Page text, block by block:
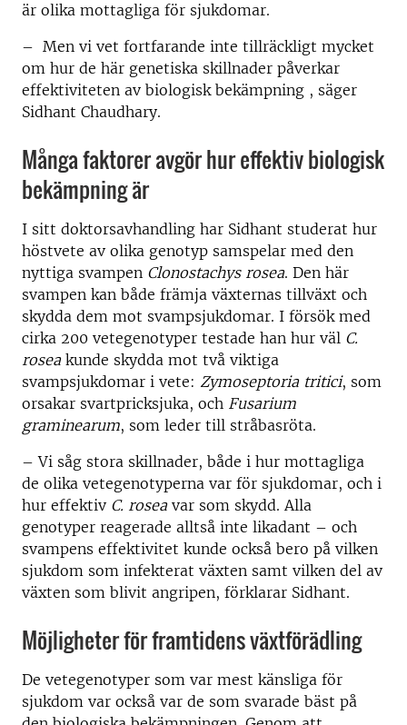
är olika mottagliga för sjukdomar.
– Men vi vet fortfarande inte tillräckligt mycket
om hur de här genetiska skillnader påverkar
effektiviteten av biologisk bekämpning , säger
Sidhant Chaudhary.
Många faktorer avgör hur effektiv biologisk
bekämpning är
I sitt doktorsavhandling har Sidhant studerat hur
höstvete av olika genotyp samspelar med den
nyttiga svampen Clonostachys rosea. Den här
svampen kan både främja växternas tillväxt och
skydda dem mot svampsjukdomar. I försök med
cirka 200 vetegenotyper testade han hur väl C.
roseakunde skydda mot två viktiga
svampsjukdomar i vete: Zymoseptoria tritici, som
orsakar svartpricksjuka, och Fusarium
graminearum, som leder till stråbasröta.
– Vi såg stora skillnader, både i hur mottagliga
de olika vetegenotyperna var för sjukdomar, och i
hur effektiv C. roseavar som skydd. Alla
genotyper reagerade alltså inte likadant – och
svampens effektivitet kunde också bero på vilken
sjukdom som infekterat växten samt vilken del av
växten som blivit angripen, förklarar Sidhant.
Möjligheter för framtidens växtförädling
De vetegenotyper som var mest känsliga för
sjukdom var också var de som svarade bäst på